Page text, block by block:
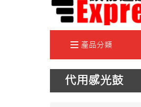
產品分類
代用感光鼓